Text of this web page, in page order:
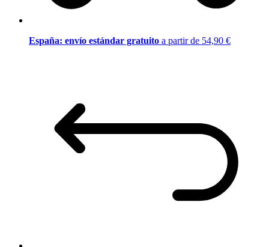
España: envío estándar gratuito a partir de 54,90 €